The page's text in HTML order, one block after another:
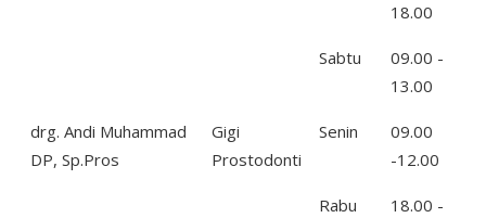
18.00
Sabtu
09.00 -
13.00
drg. Andi Muhammad
DP, Sp.Pros
Gigi
Prostodonti
Senin
09.00
-12.00
Rabu
18.00 -